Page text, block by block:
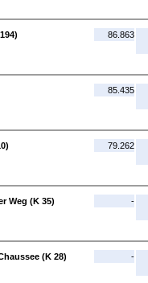
86.863
85.435
79.262
Weg (K 35)
-
(K 28)
-